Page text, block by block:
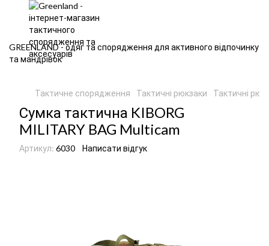
GREENLAND - одяг та спорядження для активного відпочинку
та мандрівок
Тактичне спорядження Тактичні рюкзаки Тактичні
Сумка тактична KIBORG
MILITARY BAG Multicam
Артикул: 6030 Написати відгук